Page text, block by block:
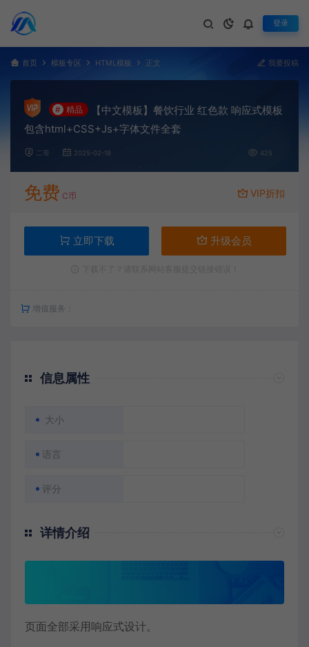
登录
首页 模板专区 HTML模板 正文 我要投稿
# 精品
【中文模板】餐饮行业 红色款 响应式模板
包含html+CSS+Js+字体文件全套
二哥 2025-02-18 425
免费 C币 VIP折扣
立即下载 升级会员
增值服务：
信息属性
大小
语言
评分
详情介绍
页面全部采用响应式设计。